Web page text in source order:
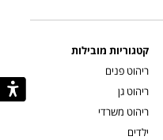
קטגוריות מובילות
ריהוט פנים
ריהוט גן
ריהוט משרדי
ילדים